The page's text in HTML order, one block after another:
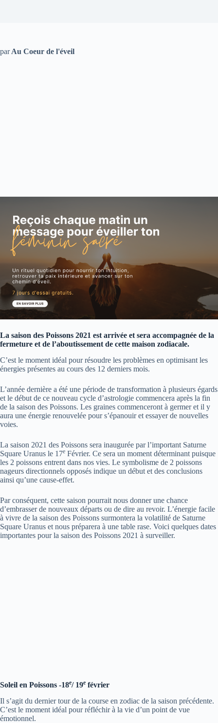
parAu Coeur de l'éveil
La saison des Poissons 2021 est arrivée et sera accompagnée de la
fermeture et de l’aboutissement de cette maison zodiacale.
C’est le moment idéal pour résoudre les problèmes en optimisant les
énergies présentes au cours des 12 derniers mois.
L’année dernière a été une période de transformation à plusieurs égards
et le début de ce nouveau cycle d’astrologie commencera après la fin
de la saison des Poissons. Les graines commenceront à germer et il y
aura une énergie renouvelée pour s’épanouir et essayer de nouvelles
voies.
La saison 2021 des Poissons sera inaugurée par l’important Saturne
Square Uranus le 17e Février. Ce sera un moment déterminant puisque
les 2 poissons entrent dans nos vies. Le symbolisme de 2 poissons
nageurs directionnels opposés indique un début et des conclusions
ainsi qu’une cause-effet.
Par conséquent, cette saison pourrait nous donner une chance
d’embrasser de nouveaux départs ou de dire au revoir. L’énergie facile
à vivre de la saison des Poissons surmontera la volatilité de Saturne
Square Uranus et nous préparera à une table rase. Voici quelques dates
importantes pour la saison des Poissons 2021 à surveiller.
Soleil en Poissons -18e/ 19e février
Il s’agit du dernier tour de la course en zodiac de la saison précédente.
C’est le moment idéal pour réfléchir à la vie d’un point de vue
émotionnel.